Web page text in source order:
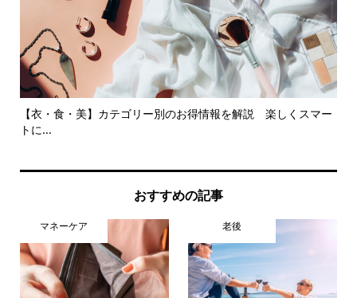
【衣・食・美】カテゴリー別のお得情報を解説 楽しくスマー
トに...
おすすめの記事
マネーケア 老後